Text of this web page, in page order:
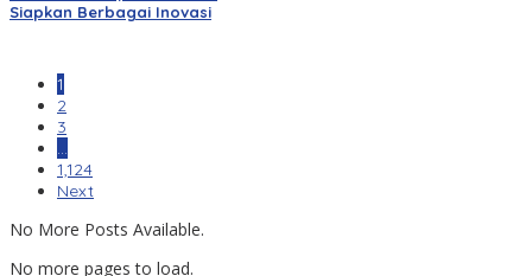
Siapkan Berbagai Inovasi
1
2
3
…
1,124
Next
No More Posts Available.
No more pages to load.